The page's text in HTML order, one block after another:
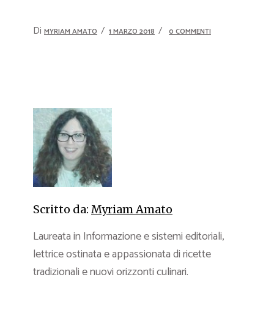
Di MYRIAM AMATO 1 MARZO 2018 0 COMMENTI
Scritto da: Myriam Amato
Laureata in Informazione e sistemi editoriali,
lettrice ostinata e appassionata di ricette
tradizionali e nuovi orizzonti culinari.